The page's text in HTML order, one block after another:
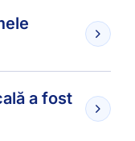
a fost